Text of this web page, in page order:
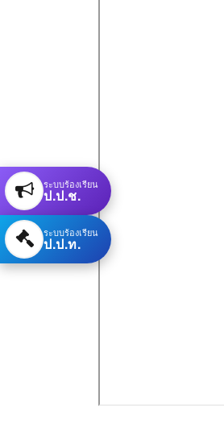
ระบบร้องเรียน
ป.ป.ช.
ระบบร้องเรียน
ป.ป.ท.